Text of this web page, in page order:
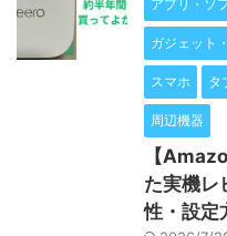
アプリ・ソ
ガジェット
スマホ タ
周辺機器
【
た実機レ
性・設定